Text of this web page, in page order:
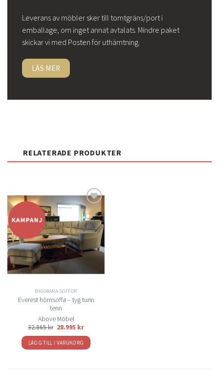
Leverans av möbler sker till tomtgräns/port i
emballage, om inget annat avtalats. Mindre paket
skickar vi med Posten för uthämtning.
LÄS MER
RELATERADE PRODUKTER
Lägg
till i
önskelistan
BYGGBARA SOFFOR
Everest hörnsoffa – tyg turin
tenn
Above Möbel
32.865kr Det
priset
var:
32.865 kr.
28.995 krDet
priset
är:
28.995 kr.
LÄGG TILL I VARUKORG